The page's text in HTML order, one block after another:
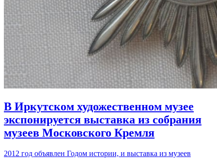
В Иркутском художественном музее
экспонируется выставка из собрания
музеев Московского Кремля
2012 год объявлен Годом истории, и выставка из музеев